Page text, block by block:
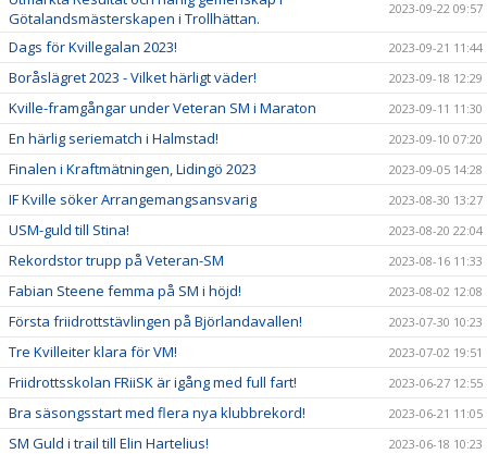
Götalandsmästerskapen i Trollhättan.
2023-09-22 09:57
Dags för Kvillegalan 2023! 2023-09-21 11:44
Boråslägret 2023 - Vilket härligt väder! 2023-09-18 12:29
Kville-framgångar under Veteran SM i Maraton 2023-09-11 11:30
En härlig seriematch i Halmstad! 2023-09-10 07:20
Finalen i Kraftmätningen, Lidingö 2023 2023-09-05 14:28
IF Kville söker Arrangemangsansvarig 2023-08-30 13:27
USM-guld till Stina! 2023-08-20 22:04
Rekordstor trupp på Veteran-SM 2023-08-16 11:33
Fabian Steene femma på SM i höjd! 2023-08-02 12:08
Första friidrottstävlingen på Björlandavallen! 2023-07-30 10:23
Tre Kvilleiter klara för VM! 2023-07-02 19:51
Friidrottsskolan FRiiSK är igång med full fart! 2023-06-27 12:55
Bra säsongsstart med flera nya klubbrekord! 2023-06-21 11:05
SM Guld i trail till Elin Hartelius! 2023-06-18 10:23